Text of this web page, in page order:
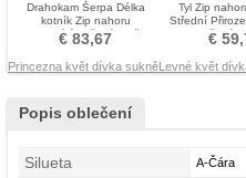
Drahokam Šerpa Délka
kotník Zip nahoru
Okouzlující Květ dívka šaty
€ 83,67
Tyl Zip
Střední
Květ
€
Princezna květ dívka sukněLevné květ
Popis oblečení
Silueta A-Čára